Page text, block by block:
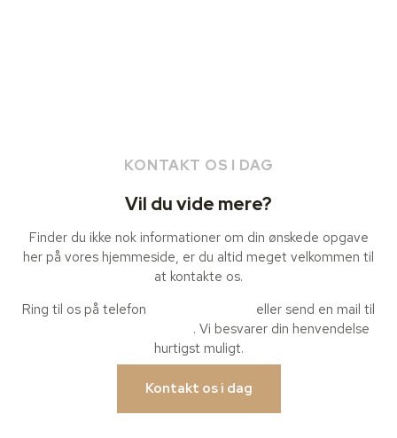
KONTAKT OS I DAG
Vil du vide mere?
Finder du ikke nok informationer om din ønskede opgave
her på vores hjemmeside, er du altid meget velkommen til
at kontakte os.
Ring til os på telefon
eller send en mail til
. Vi besvarer din henvendelse
hurtigst muligt.
Kontakt os i dag